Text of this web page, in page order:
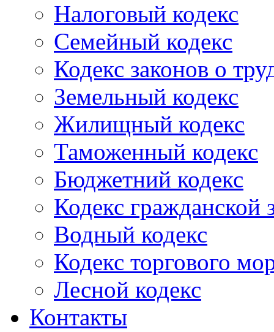
Налоговый кодекс
Семейный кодекс
Кодекс законов о
Земельный кодекс
Жилищный кодекс
Таможенный кодекс
Бюджетний кодекс
Кодекс гражданской
Водный кодекс
Кодекс торгового
Лесной кодекс
Контакты